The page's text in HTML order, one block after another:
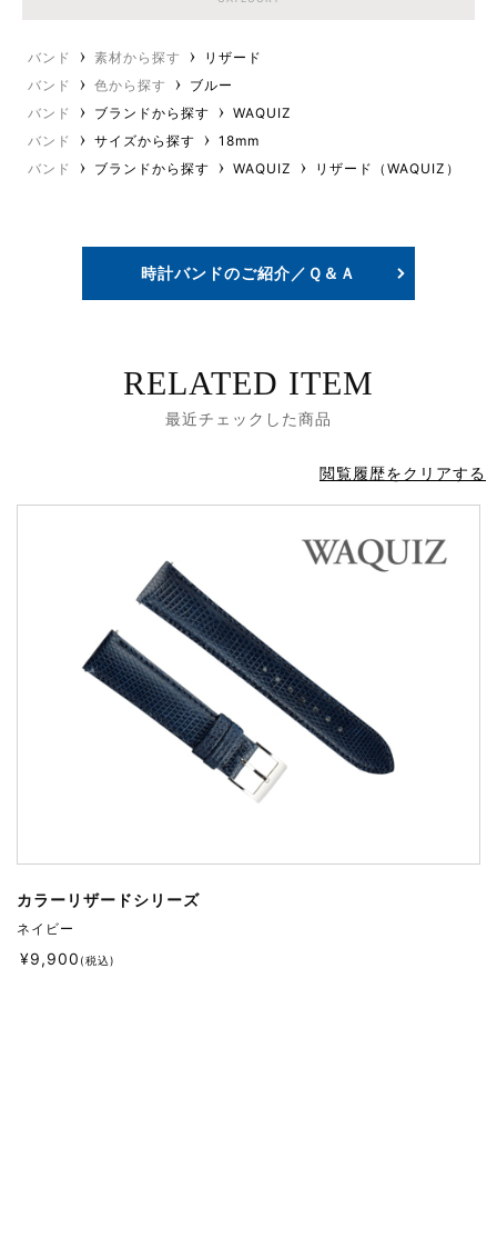
バンド 素材から探す
リザード
バンド
色から探す
ブルー
バンド
ブランドから探す
WAQUIZ
バンド
サイズから探す
18mm
バンド
ブランドから探す WAQUIZ リザード（WAQUIZ）
時計バンドのご紹介／Ｑ＆Ａ
RELATED ITEM
最近チェックした商品
閲覧履歴をクリアする
カラーリザードシリーズ
ネイビー
¥9,900